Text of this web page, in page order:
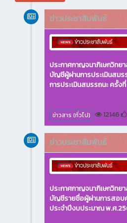
ข่าวประชาสัมพันธ์
ประกาศกาญจนาภิเษกวิทย
บัญชีผู้ผ่านการประเมินสมร
การประเมินสมรรถนะ ครั้ง
ข่าวสาร (ทั่วไป) 12146
ข่าวประชาสัมพันธ์
ประกาศกาญจนาภิเษกวิทย
บัญชีรายชื่อผู้ผ่านการสอบ
ประจำปีงบประมาณ พ.ศ